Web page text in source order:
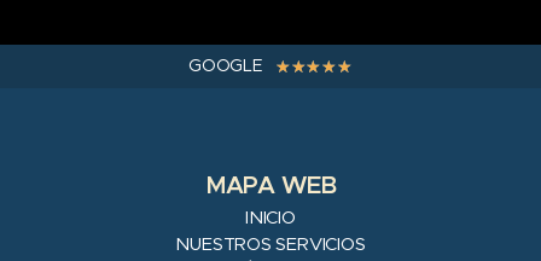
GOOGLE ☆☆☆☆☆
MAPA WEB
INICIO
NUESTROS SERVICIOS